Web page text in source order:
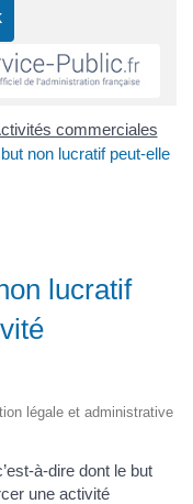
commerciales
non lucratif peut-elle
lucratif
légale et administrative
à-dire dont le but
une activité